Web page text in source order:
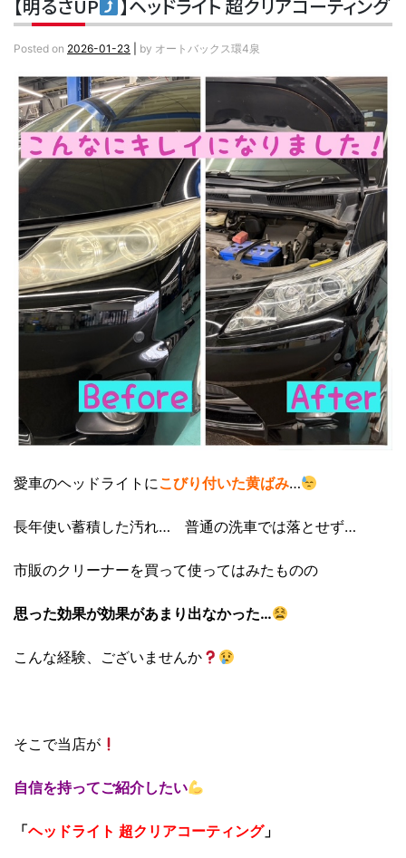
【明るさUP 】ヘッドライト 超クリアコーティング
Posted on 2026-01-23 by オートバックス環4泉
愛車のヘッドライトにこびり付いた黄ばみ…
長年使い蓄積した汚れ… 普通の洗車では落とせず…
市販のクリーナーを買って使ってはみたものの
思った効果が効果があまり出なかった…
こんな経験、ございませんか
そこで当店が
自信を持ってご紹介したい
「ヘッドライト 超クリアコーティング」